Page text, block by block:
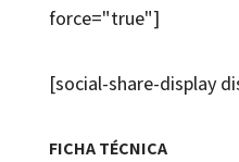
force="true"]
[social-share-display
FICHA TÉCNICA